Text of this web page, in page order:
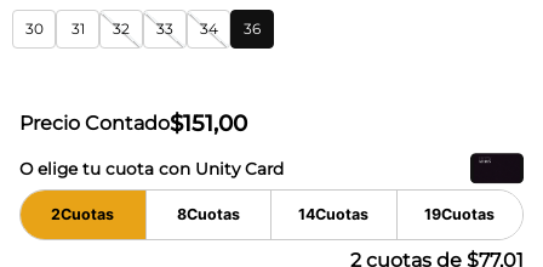
30 31 32 33 34 36
Precio Contado$151,00
O elige tu cuota con Unity Card
2Cuotas 8Cuotas 14Cuotas 19Cuotas
2cuotas de $77,01